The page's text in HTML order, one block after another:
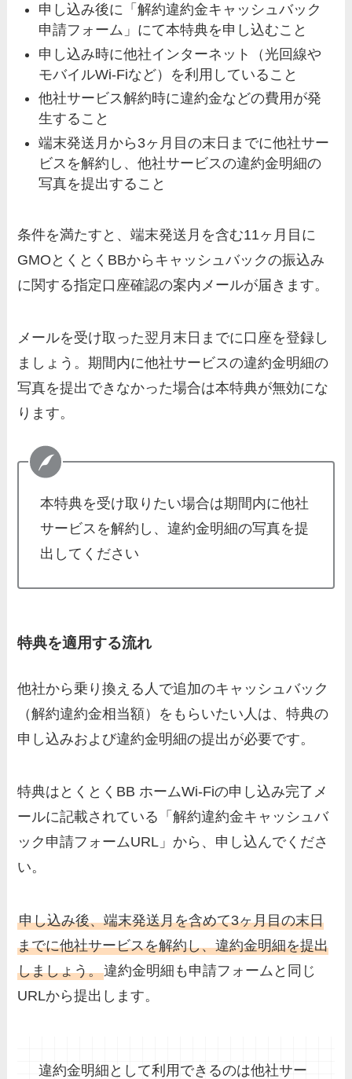
申し込み後に「解約違約金キャッシュバック
申請フォーム」にて本特典を申し込むこと
申し込み時に他社インターネット（光回線や
モバイルWi-Fiなど）を利用していること
他社サービス解約時に違約金などの費用が発
生すること
端末発送月から3ヶ月目の末日までに他社サー
ビスを解約し、他社サービスの違約金明細の
写真を提出すること
条件を満たすと、端末発送月を含む11ヶ月目に
GMOとくとくBBからキャッシュバックの振込み
に関する指定口座確認の案内メールが届きます。
メールを受け取った翌月末日までに口座を登録し
ましょう。期間内に他社サービスの違約金明細の
写真を提出できなかった場合は本特典が無効にな
ります。
本特典を受け取りたい場合は期間内に他社
サービスを解約し、違約金明細の写真を提
出してください
特典を適用する流れ
他社から乗り換える人で追加のキャッシュバック
（解約違約金相当額）をもらいたい人は、特典の
申し込みおよび違約金明細の提出が必要です。
特典はとくとくBB ホームWi-Fiの申し込み完了メ
ールに記載されている「解約違約金キャッシュバ
ック申請フォームURL」から、申し込んでくださ
い。
申し込み後、端末発送月を含めて3ヶ月目の末日
までに他社サービスを解約し、違約金明細を提出
しましょう。違約金明細も申請フォームと同じ
URLから提出します。
違約金明細として利用できるのは他社サー